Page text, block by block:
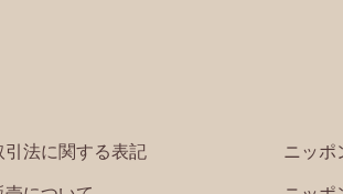
引法に関する表記
ニッポ